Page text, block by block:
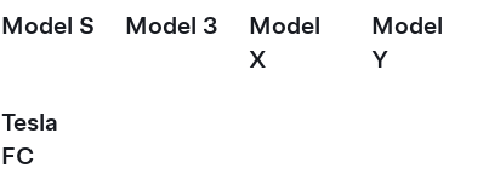
Model S Model 3
Model
X
Model
Y
Tesla
FC